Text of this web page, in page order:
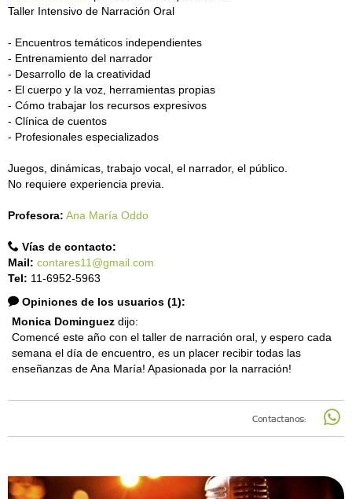
Taller Intensivo de Narración Oral
- Encuentros temáticos independientes
- Entrenamiento del narrador
- Desarrollo de la creatividad
- El cuerpo y la voz, herramientas propias
- Cómo trabajar los recursos expresivos
- Clínica de cuentos
- Profesionales especializados
Juegos, dinámicas, trabajo vocal, el narrador, el público.
No requiere experiencia previa.
Profesora: Ana María Oddo
Vías de contacto:
Mail: contares11@gmail.com
Tel: 11-6952-5963
Opiniones de los usuarios (1):
Monica Dominguez dijo:
Comencé este año con el taller de narración oral, y espero cada
semana el día de encuentro, es un placer recibir todas las
enseñanzas de Ana María! Apasionada por la narración!
Contactanos: